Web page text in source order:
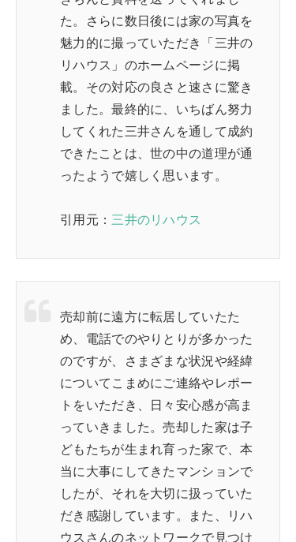
た。さらに数日後には家の写真を
魅力的に撮っていただき「三井の
リハウス」のホームページに掲
載。その対応の良さと速さに驚き
ました。最終的に、いちばん努力
してくれた三井さんを通して成約
できたことは、世の中の道理が通
ったようで嬉しく思います。
引用元：三井のリハウス
売却前に遠方に転居していたた
め、電話でのやりとりが多かった
のですが、さまざまな状況や経緯
についてこまめにご連絡やレポー
トをいただき、日々安心感が高ま
っていきました。売却した家は子
どもたちが生まれ育った家で、本
当に大事にしてきたマンションで
したが、それを大切に扱っていた
だき感謝しています。また、リハ
ウスさんのネットワークで見つけ